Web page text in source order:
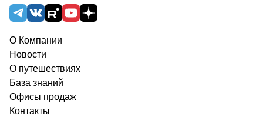
О Компании
Новости
О путешествиях
База знаний
Офисы продаж
Контакты